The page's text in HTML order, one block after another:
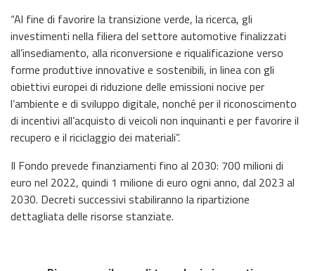
“Al fine di favorire la transizione verde, la ricerca, gli
investimenti nella filiera del settore automotive finalizzati
all’insediamento, alla riconversione e riqualificazione verso
forme produttive innovative e sostenibili, in linea con gli
obiettivi europei di riduzione delle emissioni nocive per
l’ambiente e di sviluppo digitale, nonché per il riconoscimento
di incentivi all’acquisto di veicoli non inquinanti e per favorire il
recupero e il riciclaggio dei materiali”.
Il Fondo prevede finanziamenti fino al 2030: 700 milioni di
euro nel 2022, quindi 1 milione di euro ogni anno, dal 2023 al
2030. Decreti successivi stabiliranno la ripartizione
dettagliata delle risorse stanziate.